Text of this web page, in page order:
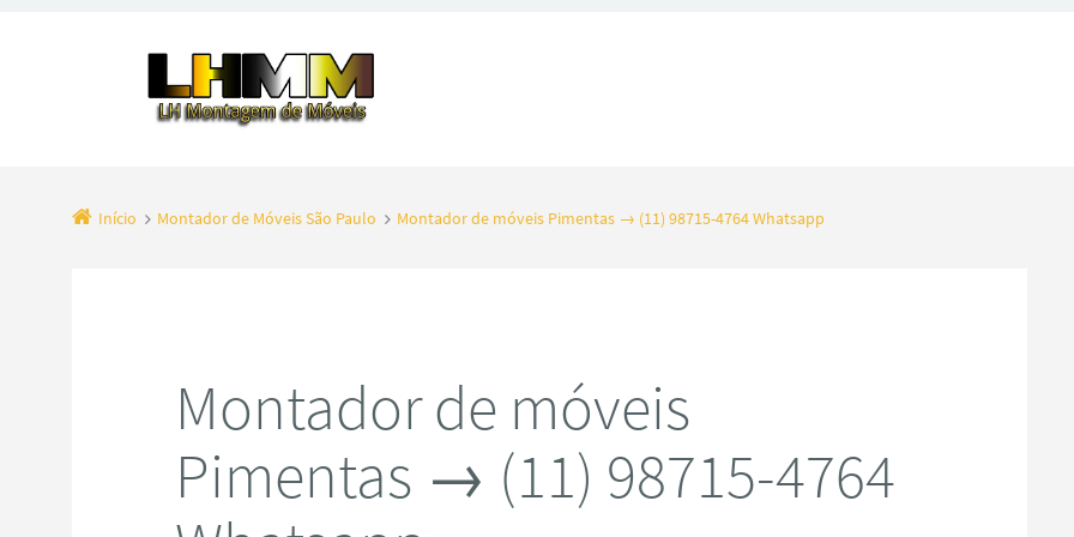
Início Montador de Móveis São Paulo Montador de móveis Pimentas → (11) 98715-4764 Whatsapp
Montador de móveis
Pimentas → (11) 98715-4764